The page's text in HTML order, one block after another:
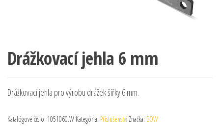
Drážkovací jehla 6 mm
Drážkovací jehla pro výrobu drážek šířky 6 mm.
Katalógové číslo: 1051060.W Kategória: Příslušenství Značka: BOW